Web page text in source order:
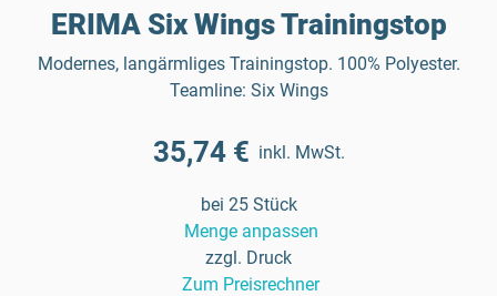
ERIMA Six Wings Trainingstop
Modernes, langärmliges Trainingstop. 100% Polyester.
Teamline: Six Wings
35,74 € inkl. MwSt.
bei 25 Stück
Menge anpassen
zzgl. Druck
Zum Preisrechner